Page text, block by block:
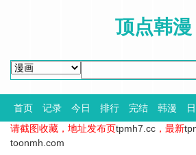
顶点韩漫
首页 记录 今日 排行 完结 韩漫
请截图收藏，地址发布页tpmh7.cc ，最新
toonmh.com